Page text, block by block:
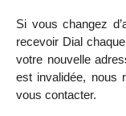
Si vous changez
recevoir Dial
votre nouvelle
est invalidée, nous
vous contacter.